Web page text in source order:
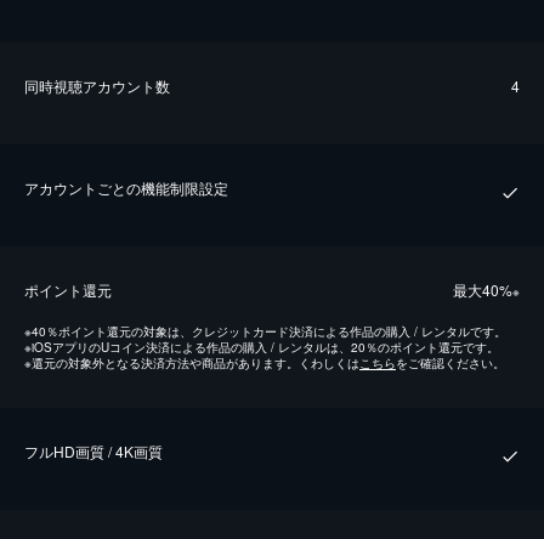
同時視聴アカウント数 4
アカウントごとの機能制限設定
ポイント還元 最⼤40%※
※40％ポイント還元の対象は、クレジットカード決済による作品の購入 / レンタルです。
※iOSアプリのUコイン決済による作品の購入 / レンタルは、20％のポイント還元です。
※還元の対象外となる決済方法や商品があります。くわしくはこちらをご確認ください。
フルHD画質 / 4K画質